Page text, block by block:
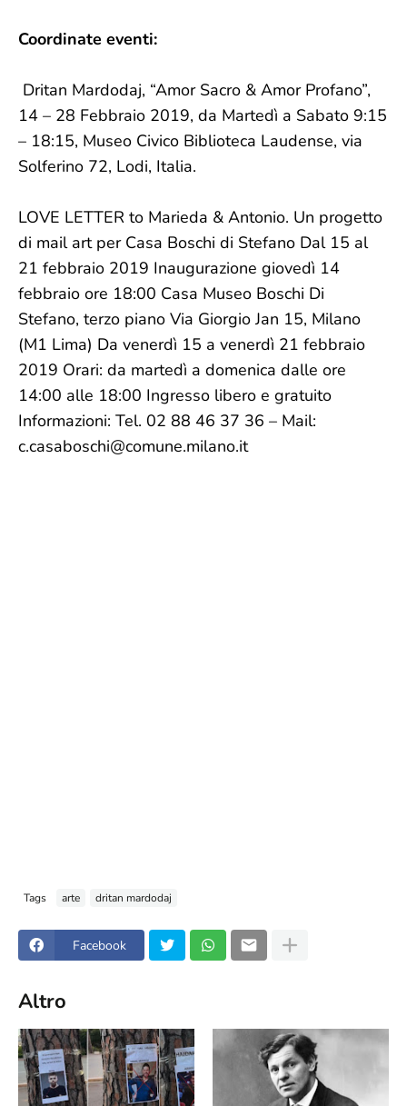
Coordinate eventi:
Dritan Mardodaj, “Amor Sacro & Amor Profano”,
14 – 28 Febbraio 2019, da Martedì a Sabato 9:15
– 18:15, Museo Civico Biblioteca Laudense, via
Solferino 72, Lodi, Italia.
LOVE LETTER to Marieda & Antonio. Un progetto
di mail art per Casa Boschi di Stefano Dal 15 al
21 febbraio 2019 Inaugurazione giovedì 14
febbraio ore 18:00 Casa Museo Boschi Di
Stefano, terzo piano Via Giorgio Jan 15, Milano
(M1 Lima) Da venerdì 15 a venerdì 21 febbraio
2019 Orari: da martedì a domenica dalle ore
14:00 alle 18:00 Ingresso libero e gratuito
Informazioni: Tel. 02 88 46 37 36 – Mail:
c.casaboschi@comune.milano.it
Tags arte dritan mardodaj
Facebook
Altro